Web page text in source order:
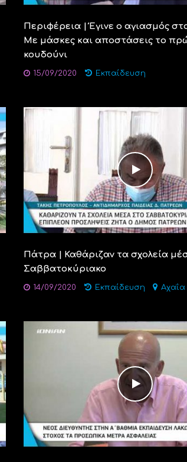
Περιφέρεια | Έγινε ο αγιασμός
Με μάσκες και αποστάσεις το
κουδούνι
15/09/2020 Εκπαίδευση
Πάτρα | Καθάριζαν τα σχολεία
Σαββατοκύριακο
14/09/2020 Εκπαίδευση Αχαΐα